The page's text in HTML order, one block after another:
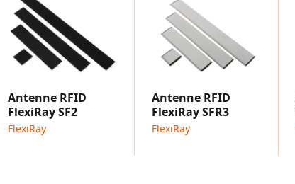
Antenne RFID
FlexiRay SF2
FlexiRay
Antenne RFID
FlexiRay SFR3
FlexiRay